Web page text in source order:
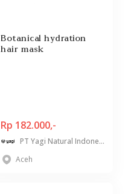
Botanical hydration
hair mask
Rp 182.000,-
PT Yagi Natural Indonesia
Aceh